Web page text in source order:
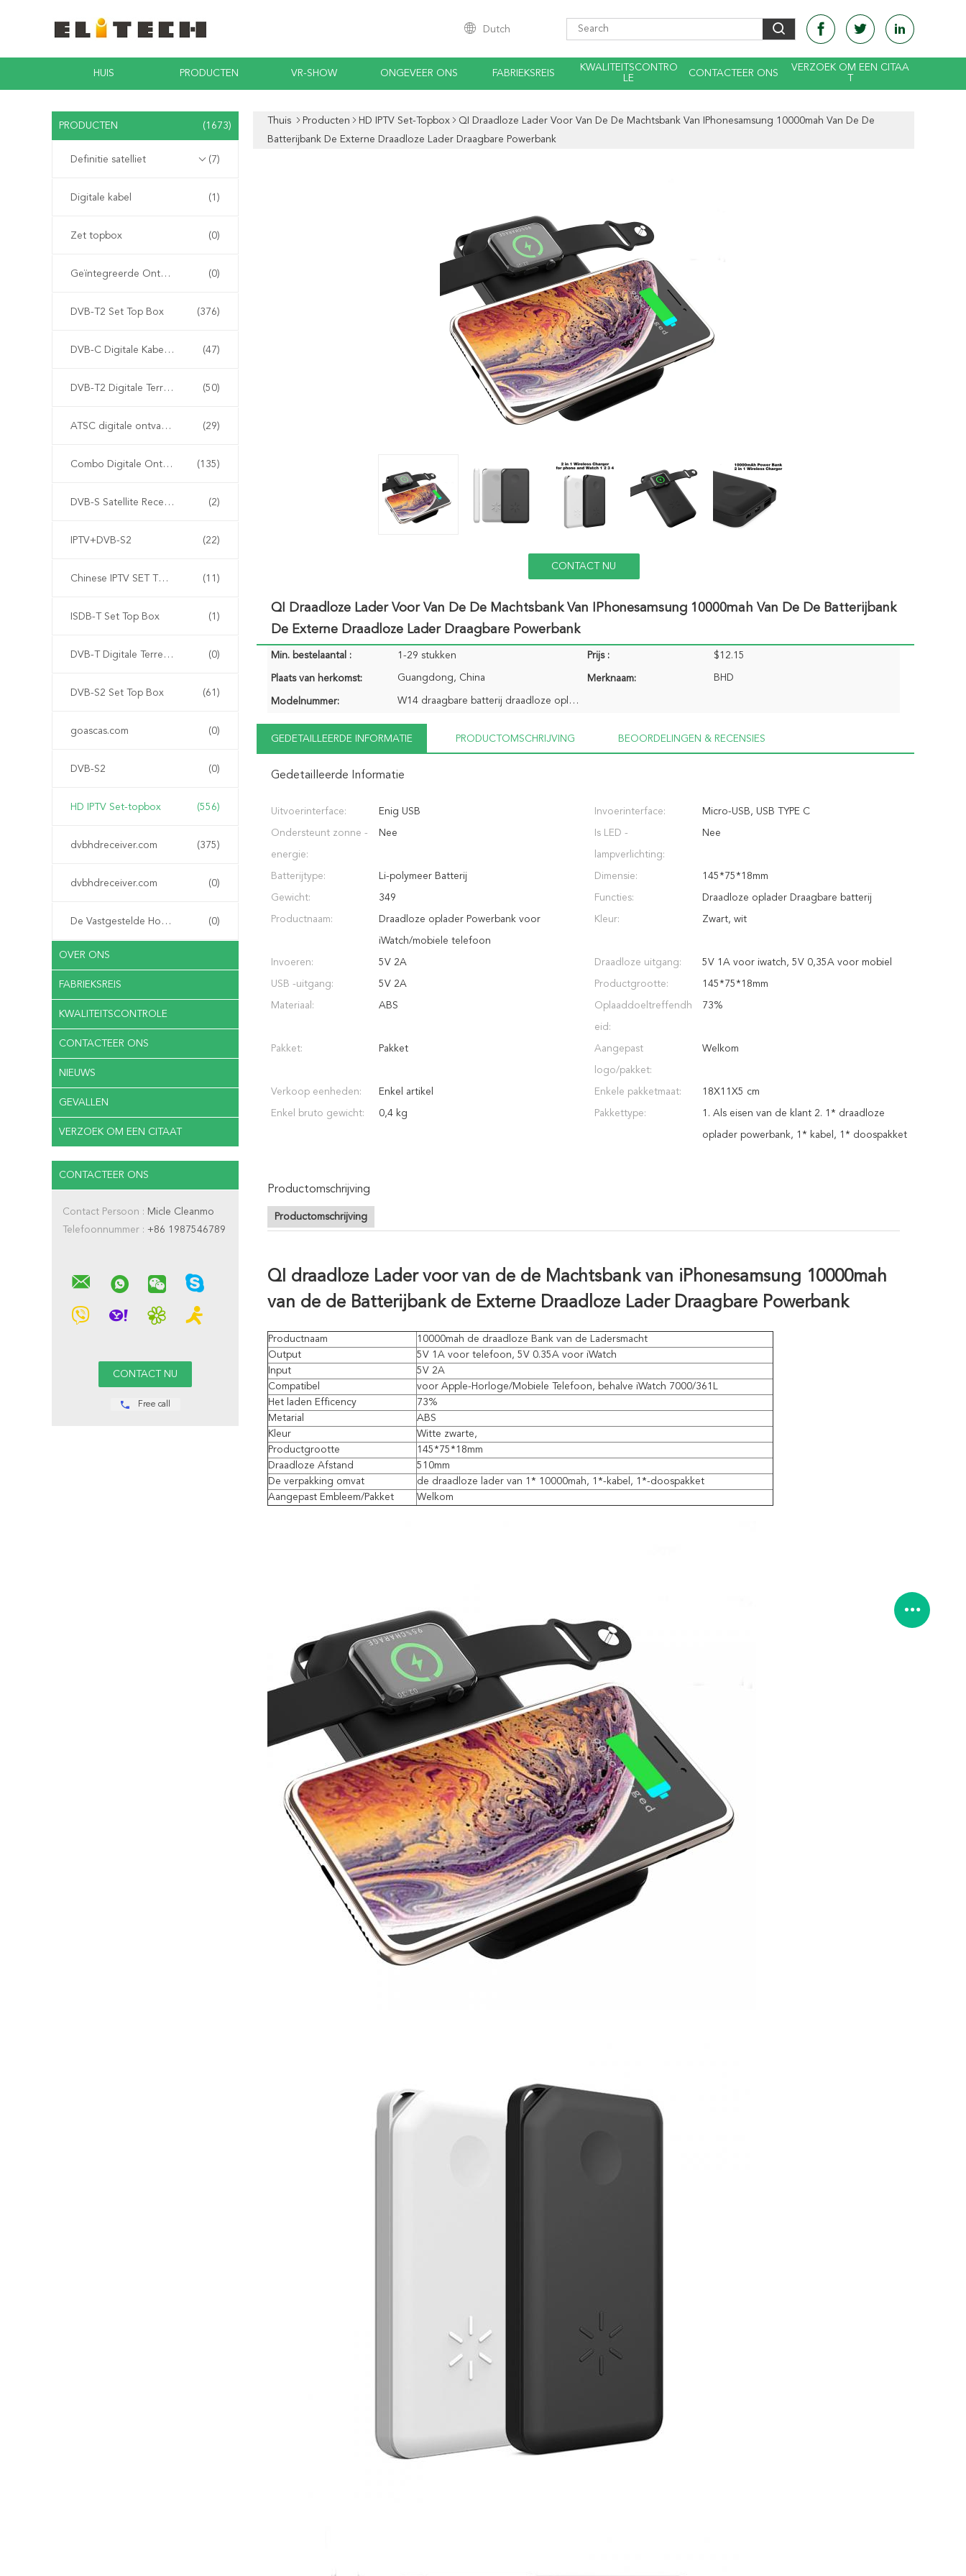
Dutch
HUIS PRODUCTEN VR-SHOW ONGEVEER ONS FABRIEKSREIS
KWALITEITSCONTRO
LE
CONTACTEER ONS
VERZOEK OM EEN CITAA
PRODUCTEN (1673)
Definitie satelliet (7)
Digitale kabel (1)
Zet topbox (0)
Geïntegreerde Ontvanger Decoder (0)
DVB-T2 Set Top Box (376)
DVB-C Digitale Kabelontvanger (47)
DVB-T2 Digitale Terrestriële Ontvanger (50)
ATSC digitale ontvanger (29)
Combo Digitale Ontvanger (135)
DVB-S Satellite Receiver (2)
IPTV+DVB-S2 (22)
Chinese IPTV SET TOP BOX (11)
ISDB-T Set Top Box (1)
DVB-T Digitale Terrestriële Ontvanger (0)
DVB-S2 Set Top Box (61)
goascas.com (0)
DVB-S2 (0)
HD IPTV Set-topbox (556)
dvbhdreceiver.com (375)
dvbhdreceiver.com (0)
De Vastgestelde Hoogste Doos van IPTV (0)
OVER ONS
FABRIEKSREIS
KWALITEITSCONTROLE
CONTACTEER ONS
NIEUWS
GEVALLEN
VERZOEK OM EEN CITAAT
CONTACTEER ONS
Contact Persoon : Micle Cleanmo
Telefoonnummer : +86 1987546789
Free call
Thuis Producten HD IPTV Set-Topbox
QI Draadloze Lader Voor Van De De Machtsbank Van IPhonesamsung 10000mah Van De De
Batterijbank De Externe Draadloze Lader Draagbare Powerbank
CONTACT NU
QI Draadloze Lader Voor Van De De Machtsbank Van IPhonesamsung 10000mah Van De De Batterijbank
De Externe Draadloze Lader Draagbare Powerbank
Min. bestelaantal : 1-29 stukken Prijs : $12.15
Plaats van herkomst: Guangdong, China Merknaam: BHD
Modelnummer: W14 draagbare batterij draadloze oplader
GEDETAILLEERDE INFORMATIE PRODUCTOMSCHRIJVING BEOORDELINGEN & RECENSIES
Gedetailleerde Informatie
Uitvoerinterface: Enig USB Invoerinterface: Micro-USB, USB TYPE C
Ondersteunt zonne -
energie:
Nee Is LED -
lampverlichting:
Nee
Batterijtype: Li-polymeer Batterij Dimensie: 145*75*18mm
Gewicht: 349 Functies: Draadloze oplader Draagbare batterij
Productnaam: Draadloze oplader Powerbank voor
iWatch/mobiele telefoon
Kleur: Zwart, wit
Invoeren: 5V 2A Draadloze uitgang: 5V 1A voor iwatch, 5V 0,35A voor mobiel
USB -uitgang: 5V 2A Productgrootte: 145*75*18mm
Materiaal: ABS Oplaaddoeltreffendh
eid:
73%
Pakket: Pakket Aangepast
logo/pakket:
Welkom
Verkoop eenheden: Enkel artikel Enkele pakketmaat: 18X11X5 cm
Enkel bruto gewicht: 0,4 kg Pakkettype: 1. Als eisen van de klant 2. 1* draadloze
oplader powerbank, 1* kabel, 1* doospakket
Productomschrijving
Productomschrijving
QI draadloze Lader voor van de de Machtsbank van iPhonesamsung 10000mah
van de de Batterijbank de Externe Draadloze Lader Draagbare Powerbank
Productnaam
10000mah de draadloze Bank van de Ladersmacht
Output
5V 1A voor telefoon, 5V 0.35A voor iWatch
Input
5V 2A
Compatibel
voor Apple-Horloge/Mobiele Telefoon, behalve iWatch 7000/361L
Het laden Efficency
73%
Metarial
ABS
Kleur
Witte zwarte,
Productgrootte
145*75*18mm
Draadloze Afstand
510mm
De verpakking omvat
de draadloze lader van 1* 10000mah, 1*-kabel, 1*-doospakket
Aangepast Embleem/Pakket
Welkom